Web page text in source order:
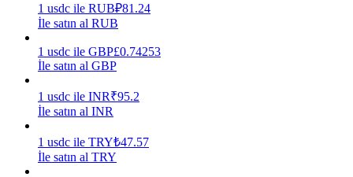
1 usdc ile RUB₽81.24
İle satın al RUB
1 usdc ile GBP£0.74253
İle satın al GBP
1 usdc ile INR₹95.2
İle satın al INR
1 usdc ile TRY₺47.57
İle satın al TRY